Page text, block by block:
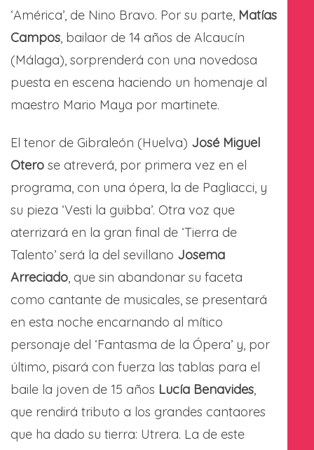
‘América’, de Nino Bravo. Por su parte, Matías
Campos, bailaor de 14 años de Alcaucín
(Málaga), sorprenderá con una novedosa
puesta en escena haciendo un homenaje al
maestro Mario Maya por martinete.
El tenor de Gibraleón (Huelva) José Miguel
Otero se atreverá, por primera vez en el
programa, con una ópera, la de Pagliacci, y
su pieza ‘Vesti la guibba’. Otra voz que
aterrizará en la gran final de ‘Tierra de
Talento’ será la del sevillano Josema
Arreciado, que sin abandonar su faceta
como cantante de musicales, se presentará
en esta noche encarnando al mítico
personaje del ‘Fantasma de la Ópera’ y, por
último, pisará con fuerza las tablas para el
baile la joven de 15 años Lucía Benavides,
que rendirá tributo a los grandes cantaores
que ha dado su tierra: Utrera. La de este